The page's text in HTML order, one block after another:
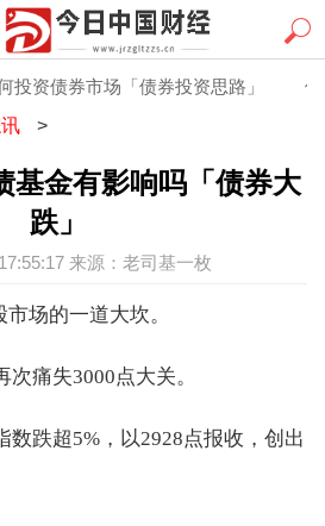
资债券市场「债券投资思路」
债券
>
基金有影响吗「债券大
跌」
来源：老司基一枚
场的一道大坎。
痛失3000点大关。
数跌超5%，以2928点报收，创出